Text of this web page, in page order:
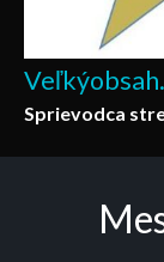
Sprievodca